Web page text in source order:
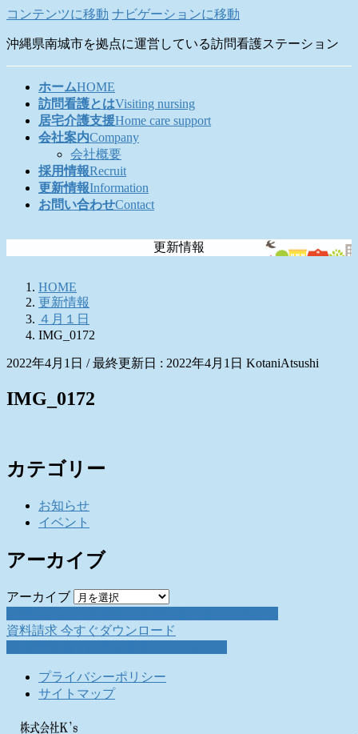
コンテンツに移動 ナビゲーションに移動
沖縄県南城市を拠点に運営している訪問看護ステーション
ホームHOME
訪問看護とはVisiting nursing
居宅介護支援Home care support
会社案内Company
会社概要
採用情報Recruit
更新情報Information
お問い合わせContact
更新情報
HOME
更新情報
４月１日
IMG_0172
2022年4月1日 / 最終更新日 : 2022年4月1日 KotaniAtsushi
IMG_0172
カテゴリー
お知らせ
イベント
アーカイブ
アーカイブ
資料請求 今すぐダウンロード
プライバシーポリシー
サイトマップ